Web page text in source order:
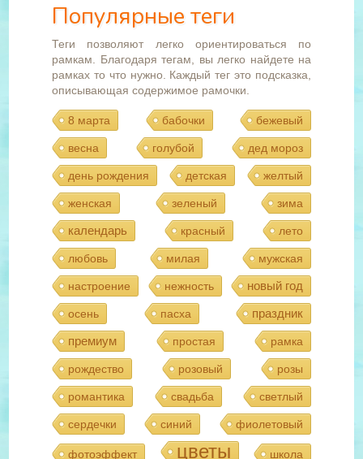
Популярные теги
Теги позволяют легко ориентироваться по
рамкам. Благодаря тегам, вы легко найдете на
рамках то что нужно. Каждый тег это подсказка,
описывающая содержимое рамочки.
8 марта бабочки бежевый
весна голубой дед мороз
день рождения детская желтый
женская зеленый зима
календарь красный лето
любовь милая мужская
настроение нежность новый год
осень пасха
праздник
премиум
простая рамка
рождество розовый розы
романтика свадьба светлый
сердечки синий фиолетовый
фотоэффект цветы школа